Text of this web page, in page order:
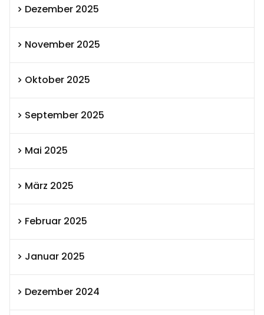
Dezember 2025
November 2025
Oktober 2025
September 2025
Mai 2025
März 2025
Februar 2025
Januar 2025
Dezember 2024